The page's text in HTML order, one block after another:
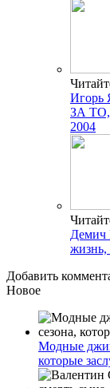
ЗА
2004
Демич
жизнь,
Добавить
Новое
Модные
которые